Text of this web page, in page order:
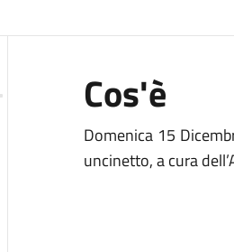
Cos'è
Domenica 15
uncinetto, a cura